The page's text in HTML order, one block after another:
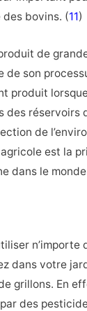
des bovins. (11)
de
de son
produit
des réservoirs
de
est la
dans le
n’importe
dans votre
grillons. En
des